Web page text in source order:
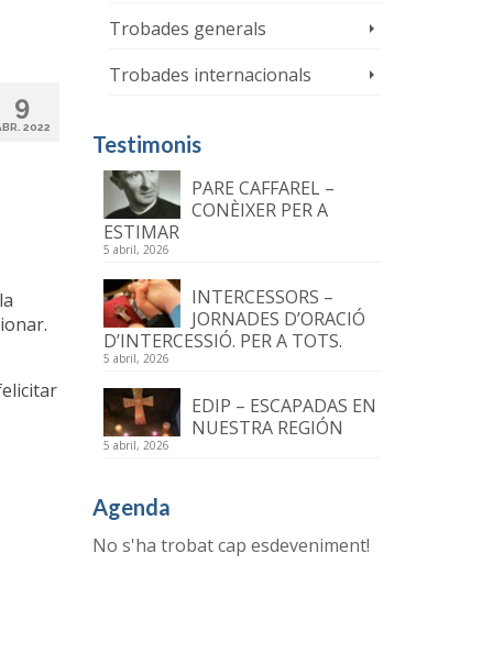
9
2022
Trobades generals
Trobades internacionals
Testimonis
PARE CAFFAREL –
CONÈIXER PER A
ESTIMAR
5 abril, 2026
INTERCESSORS –
JORNADES D’ORACIÓ
D’INTERCESSIÓ. PER A TOTS.
5 abril, 2026
EDIP – ESCAPADAS EN
NUESTRA REGIÓN
5 abril, 2026
Agenda
No s'ha trobat cap esdeveniment!